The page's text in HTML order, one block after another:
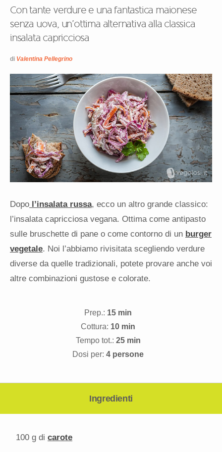
Con tante verdure e una fantastica maionese
senza uova, un’ottima alternativa alla classica
insalata capricciosa
di Valentina Pellegrino
Dopo l’insalata russa, ecco un altro grande classico:
l’insalata capricciosa vegana. Ottima come antipasto
sulle bruschette di pane o come contorno di un burger
vegetale. Noi l’abbiamo rivisitata scegliendo verdure
diverse da quelle tradizionali, potete provare anche voi
altre combinazioni gustose e colorate.
Prep.: 15 min
Cottura: 10 min
Tempo tot.: 25 min
Dosi per: 4 persone
Ingredienti
100 g di carote